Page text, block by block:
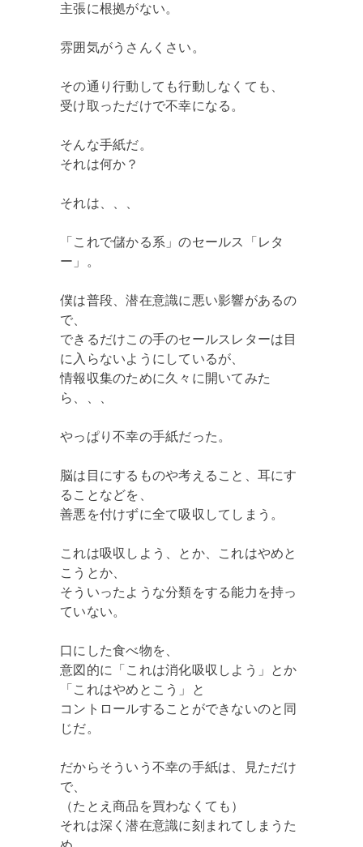
主張に根拠がない。
雰囲気がうさんくさい。
その通り行動しても行動しなくても、
受け取っただけで不幸になる。
そんな手紙だ。
それは何か？
それは、、、
「これで儲かる系」のセールス「レタ
ー」。
僕は普段、潜在意識に悪い影響があるの
で、
できるだけこの手のセールスレターは目
に入らないようにしているが、
情報収集のために久々に開いてみた
ら、、、
やっぱり不幸の手紙だった。
脳は目にするものや考えること、耳にす
ることなどを、
善悪を付けずに全て吸収してしまう。
これは吸収しよう、とか、これはやめと
こうとか、
そういったような分類をする能力を持っ
ていない。
口にした食べ物を、
意図的に「これは消化吸収しよう」とか
「これはやめとこう」と
コントロールすることができないのと同
じだ。
だからそういう不幸の手紙は、見ただけ
で、
（たとえ商品を買わなくても）
それは深く潜在意識に刻まれてしまうた